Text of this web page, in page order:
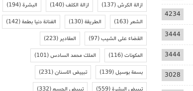
4234
3444
3444
3028
ازالة الكرش(137) ازالة الكلف(140) البشرة(194)
الشعر(163) الطريقة(130) الفنانة دنيا بطمة(142)
القضاء على الشيب(97) المقادير(223)
المكونات(116) الملك محمد السادس(101)
بسمة بوسيل(139) تبييض الاسنان(231)
تبييض البشرة(559) تبييض الجسم(332)